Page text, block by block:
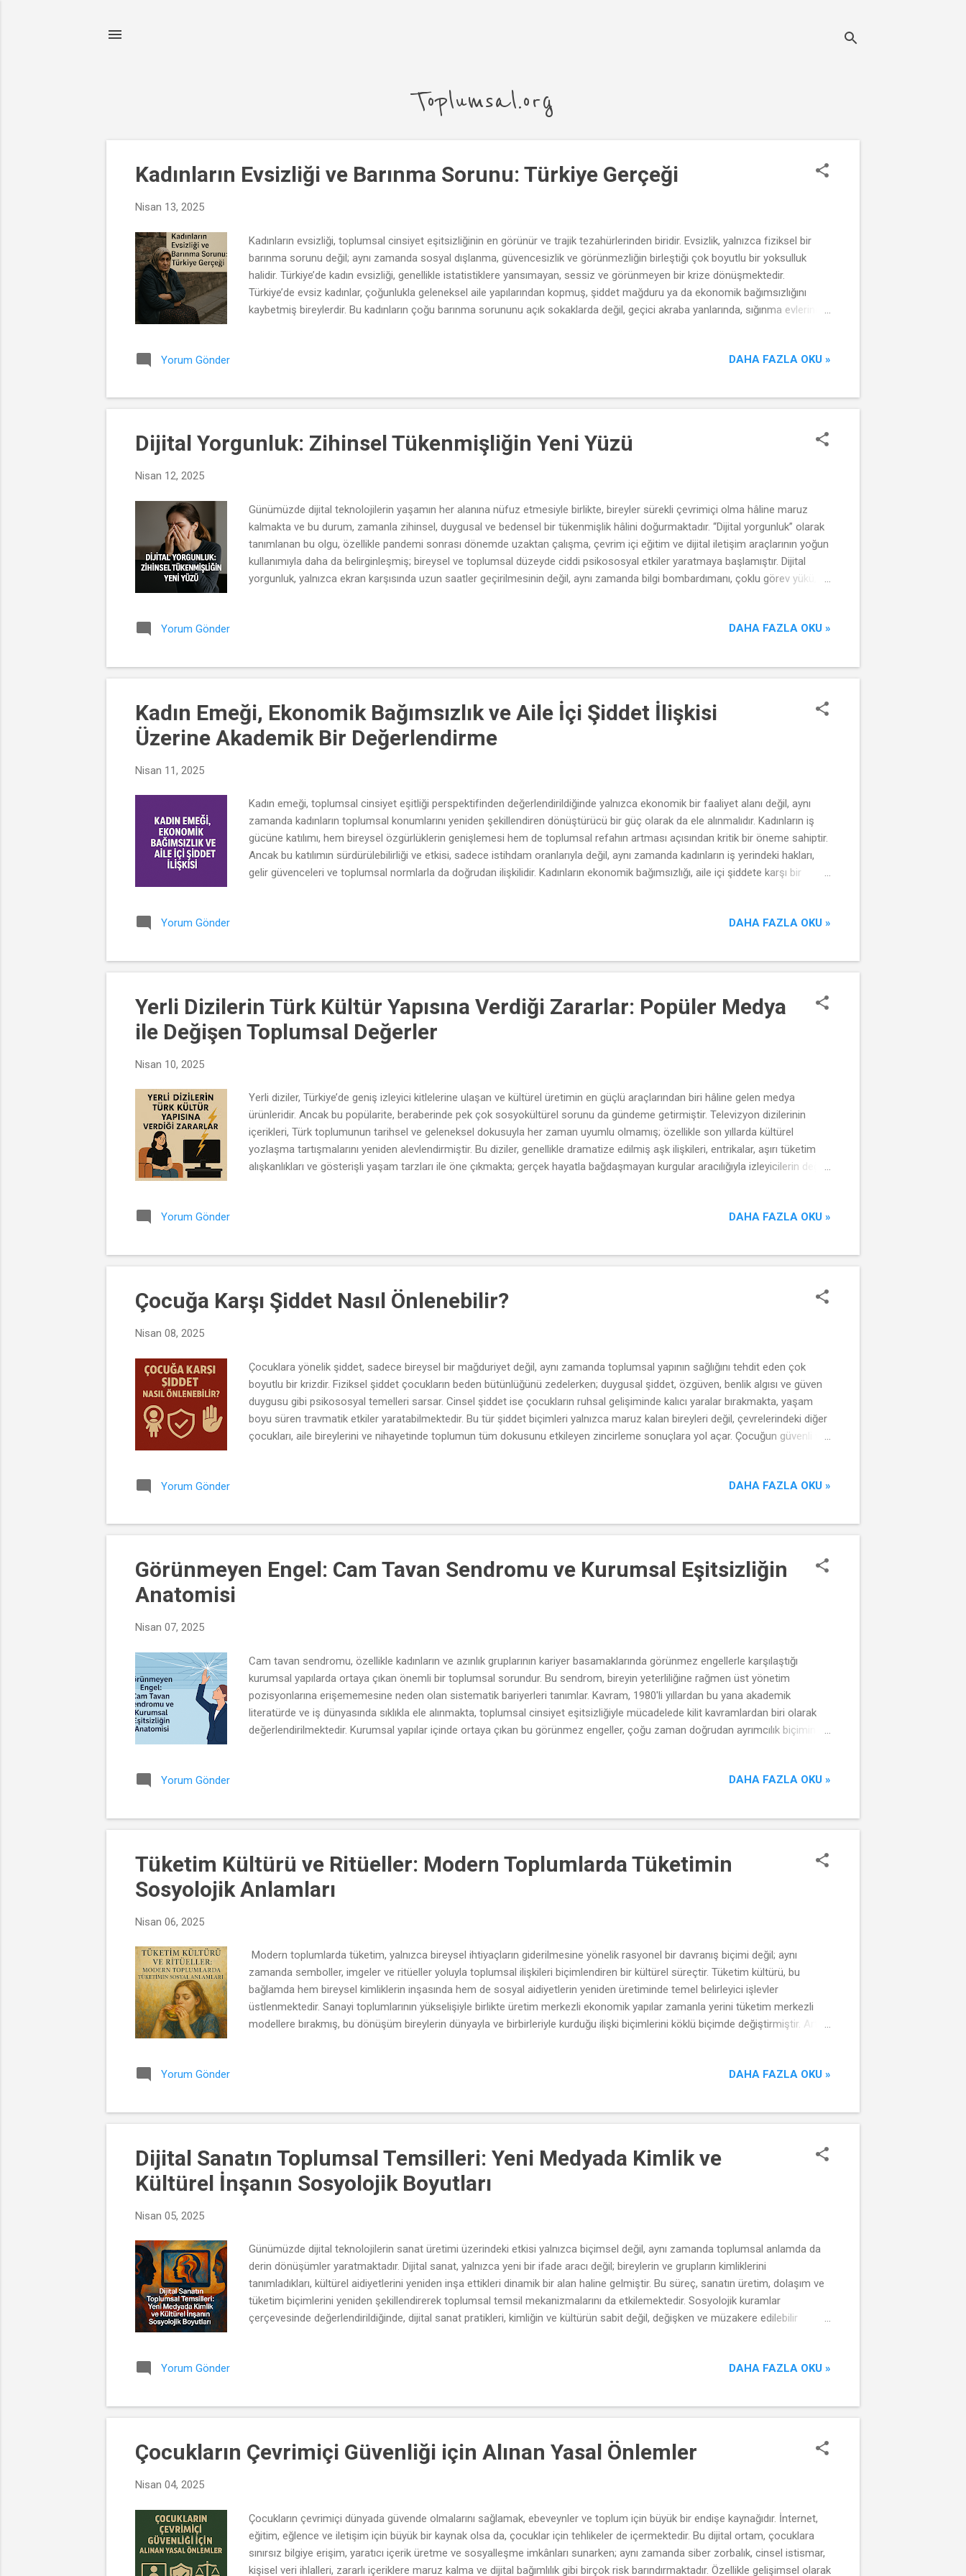
Toplumsal.org
Kadınların Evsizliği ve Barınma Sorunu: Türkiye Gerçeği
Nisan 13, 2025
Kadınların evsizliği, toplumsal cinsiyet eşitsizliğinin en görünür ve trajik tezahürlerinden biridir. Evsizlik, yalnızca fiziksel bir
barınma sorunu değil; aynı zamanda sosyal dışlanma, güvencesizlik ve görünmezliğin birleştiği çok boyutlu bir yoksulluk
halidir. Türkiye’de kadın evsizliği, genellikle istatistiklere yansımayan, sessiz ve görünmeyen bir krize dönüşmektedir.
Türkiye’de evsiz kadınlar, çoğunlukla geleneksel aile yapılarından kopmuş, şiddet mağduru ya da ekonomik bağımsızlığını
kaybetmiş bireylerdir. Bu kadınların çoğu barınma sorununu açık sokaklarda değil, geçici akraba yanlarında, sığınma evlerinde
yetersizliği ve sosyal hizmetlerin cinsiyet duyarsızlığı temel faktörler arasındadır. Kadınlar için ev, toplumsal anlamda sadec...
Yorum Gönder DAHA FAZLA OKU »
Dijital Yorgunluk: Zihinsel Tükenmişliğin Yeni Yüzü
Nisan 12, 2025
Günümüzde dijital teknolojilerin yaşamın her alanına nüfuz etmesiyle birlikte, bireyler sürekli çevrimiçi olma hâline maruz
kalmakta ve bu durum, zamanla zihinsel, duygusal ve bedensel bir tükenmişlik hâlini doğurmaktadır. “Dijital yorgunluk” olarak
tanımlanan bu olgu, özellikle pandemi sonrası dönemde uzaktan çalışma, çevrim içi eğitim ve dijital iletişim araçlarının yoğun
kullanımıyla daha da belirginleşmiş; bireysel ve toplumsal düzeyde ciddi psikososyal etkiler yaratmaya başlamıştır. Dijital
yorgunluk, yalnızca ekran karşısında uzun saatler geçirilmesinin değil, aynı zamanda bilgi bombardımanı, çoklu görev yükü,
karşı karşıya kalmaktadır. Bu sorunun psikolojik boyutunun ötesinde, iş gücü verimliliği, öğrenme performansı ve topl...
Yorum Gönder DAHA FAZLA OKU »
Kadın Emeği, Ekonomik Bağımsızlık ve Aile İçi Şiddet İlişkisi
Üzerine Akademik Bir Değerlendirme
Nisan 11, 2025
Kadın emeği, toplumsal cinsiyet eşitliği perspektifinden değerlendirildiğinde yalnızca ekonomik bir faaliyet alanı değil, aynı
zamanda kadınların toplumsal konumlarını yeniden şekillendiren dönüştürücü bir güç olarak da ele alınmalıdır. Kadınların iş
gücüne katılımı, hem bireysel özgürlüklerin genişlemesi hem de toplumsal refahın artması açısından kritik bir öneme sahiptir.
Ancak bu katılımın sürdürülebilirliği ve etkisi, sadece istihdam oranlarıyla değil, aynı zamanda kadınların iş yerindeki hakları,
gelir güvenceleri ve toplumsal normlarla da doğrudan ilişkilidir. Kadınların ekonomik bağımsızlığı, aile içi şiddete karşı bir
görünürlüğü ve değeri, yalnızca ekonomik büyüme açısından değil, aynı zamanda kadınların yaşam hakkının korunması
Yorum Gönder DAHA FAZLA OKU »
Yerli Dizilerin Türk Kültür Yapısına Verdiği Zararlar: Popüler Medya
ile Değişen Toplumsal Değerler
Nisan 10, 2025
Yerli diziler, Türkiye’de geniş izleyici kitlelerine ulaşan ve kültürel üretimin en güçlü araçlarından biri hâline gelen medya
ürünleridir. Ancak bu popülarite, beraberinde pek çok sosyokültürel sorunu da gündeme getirmiştir. Televizyon dizilerinin
içerikleri, Türk toplumunun tarihsel ve geleneksel dokusuyla her zaman uyumlu olmamış; özellikle son yıllarda kültürel
yozlaşma tartışmalarını yeniden alevlendirmiştir. Bu diziler, genellikle dramatize edilmiş aşk ilişkileri, entrikalar, aşırı tüketim
alışkanlıkları ve gösterişli yaşam tarzları ile öne çıkmakta; gerçek hayatla bağdaşmayan kurgular aracılığıyla izleyicilerin değer
Yorum Gönder DAHA FAZLA OKU »
Çocuğa Karşı Şiddet Nasıl Önlenebilir?
Nisan 08, 2025
Çocuklara yönelik şiddet, sadece bireysel bir mağduriyet değil, aynı zamanda toplumsal yapının sağlığını tehdit eden çok
boyutlu bir krizdir. Fiziksel şiddet çocukların beden bütünlüğünü zedelerken; duygusal şiddet, özgüven, benlik algısı ve güven
duygusu gibi psikososyal temelleri sarsar. Cinsel şiddet ise çocukların ruhsal gelişiminde kalıcı yaralar bırakmakta, yaşam
boyu süren travmatik etkiler yaratabilmektedir. Bu tür şiddet biçimleri yalnızca maruz kalan bireyleri değil, çevrelerindeki diğer
çocukları, aile bireylerini ve nihayetinde toplumun tüm dokusunu etkileyen zincirleme sonuçlara yol açar. Çocuğun güvenli ve
yetişkinliklerinde benzer davranış kalıplarını yeniden üretme eğilimi gösterebilir; bu da şiddetin kuşaktan kuşağa aktarıldığı bir...
Yorum Gönder DAHA FAZLA OKU »
Görünmeyen Engel: Cam Tavan Sendromu ve Kurumsal Eşitsizliğin
Anatomisi
Nisan 07, 2025
Cam tavan sendromu, özellikle kadınların ve azınlık gruplarının kariyer basamaklarında görünmez engellerle karşılaştığı
kurumsal yapılarda ortaya çıkan önemli bir toplumsal sorundur. Bu sendrom, bireyin yeterliliğine rağmen üst yönetim
pozisyonlarına erişememesine neden olan sistematik bariyerleri tanımlar. Kavram, 1980'li yıllardan bu yana akademik
literatürde ve iş dünyasında sıklıkla ele alınmakta, toplumsal cinsiyet eşitsizliğiyle mücadelede kilit kavramlardan biri olarak
değerlendirilmektedir. Kurumsal yapılar içinde ortaya çıkan bu görünmez engeller, çoğu zaman doğrudan ayrımcılık biçiminde
durum kendi kendini yeniden üreten bir sistem yaratmaktadır. Cam tavan sendromu, yalnızca bireylerin kariyer gelişimini
Yorum Gönder DAHA FAZLA OKU »
Tüketim Kültürü ve Ritüeller: Modern Toplumlarda Tüketimin
Sosyolojik Anlamları
Nisan 06, 2025
Modern toplumlarda tüketim, yalnızca bireysel ihtiyaçların giderilmesine yönelik rasyonel bir davranış biçimi değil; aynı
zamanda semboller, imgeler ve ritüeller yoluyla toplumsal ilişkileri biçimlendiren bir kültürel süreçtir. Tüketim kültürü, bu
bağlamda hem bireysel kimliklerin inşasında hem de sosyal aidiyetlerin yeniden üretiminde temel belirleyici işlevler
üstlenmektedir. Sanayi toplumlarının yükselişiyle birlikte üretim merkezli ekonomik yapılar zamanla yerini tüketim merkezli
modellere bırakmış, bu dönüşüm bireylerin dünyayla ve birbirleriyle kurduğu ilişki biçimlerini köklü biçimde değiştirmiştir. Artık
anlamların oluşmasını sağlar. Özellikle yılbaşı alışverişleri, anneler günü kutlamaları ya da bayram ziyaretleri gibi tekrar e...
Yorum Gönder DAHA FAZLA OKU »
Dijital Sanatın Toplumsal Temsilleri: Yeni Medyada Kimlik ve
Kültürel İnşanın Sosyolojik Boyutları
Nisan 05, 2025
Günümüzde dijital teknolojilerin sanat üretimi üzerindeki etkisi yalnızca biçimsel değil, aynı zamanda toplumsal anlamda da
derin dönüşümler yaratmaktadır. Dijital sanat, yalnızca yeni bir ifade aracı değil; bireylerin ve grupların kimliklerini
tanımladıkları, kültürel aidiyetlerini yeniden inşa ettikleri dinamik bir alan haline gelmiştir. Bu süreç, sanatın üretim, dolaşım ve
tüketim biçimlerini yeniden şekillendirerek toplumsal temsil mekanizmalarını da etkilemektedir. Sosyolojik kuramlar
çerçevesinde değerlendirildiğinde, dijital sanat pratikleri, kimliğin ve kültürün sabit değil, değişken ve müzakere edilebilir
kolektif kimliklerin ifadesine aracılık eder. Yeni medyada dijital sanat üretimi, bireylerin kendilerini temsil ettikleri bir ...
Yorum Gönder DAHA FAZLA OKU »
Çocukların Çevrimiçi Güvenliği için Alınan Yasal Önlemler
Nisan 04, 2025
Çocukların çevrimiçi dünyada güvende olmalarını sağlamak, ebeveynler ve toplum için büyük bir endişe kaynağıdır. İnternet,
eğitim, eğlence ve iletişim için büyük bir kaynak olsa da, çocuklar için tehlikeler de içermektedir. Bu dijital ortam, çocuklara
sınırsız bilgiye erişim, yaratıcı içerik üretme ve sosyalleşme imkânları sunarken; aynı zamanda siber zorbalık, cinsel istismar,
kişisel veri ihlalleri, zararlı içeriklere maruz kalma ve dijital bağımlılık gibi birçok risk barındırmaktadır. Özellikle gelişimsel olarak